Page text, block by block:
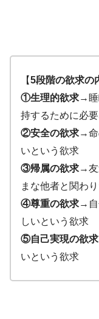
【5段階の欲求の
①生理的欲求→睡
持するために必
②安全の欲求→命
いという欲求
③帰属の欲求→友
まな他者と関わ
④尊重の欲求→自
しいという欲求
⑤自己実現の欲求
いという欲求